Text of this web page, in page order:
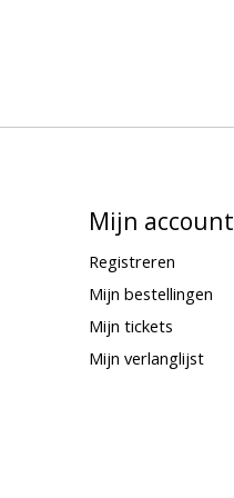
Mijn account
Registreren
Mijn bestellingen
Mijn tickets
Mijn verlanglijst